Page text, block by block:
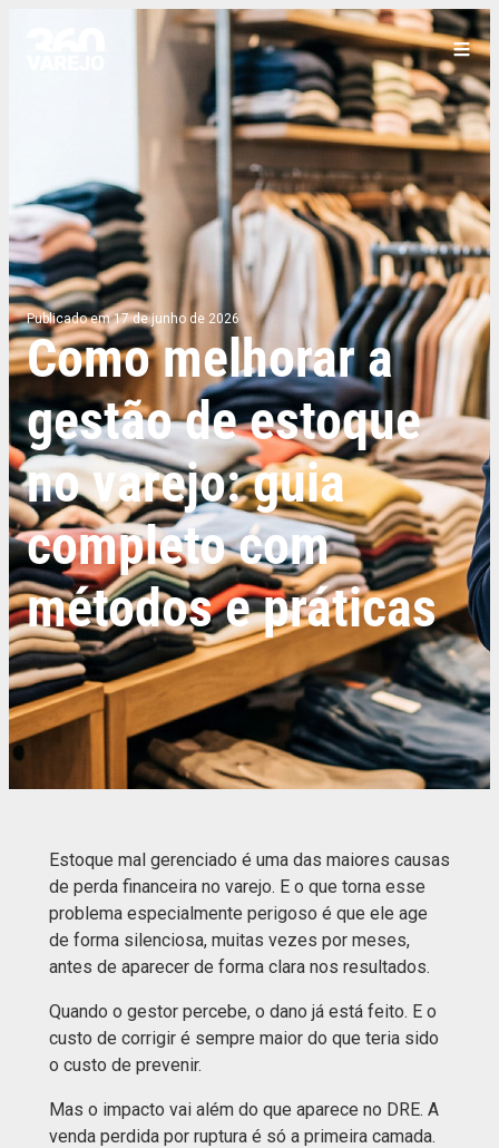
Publicado em 17 de junho de 2026
Como melhorar a
gestão de estoque
no varejo: guia
completo com
métodos e práticas
Estoque mal gerenciado é uma das maiores causas
de perda financeira no varejo. E o que torna esse
problema especialmente perigoso é que ele age
de forma silenciosa, muitas vezes por meses,
antes de aparecer de forma clara nos resultados.
Quando o gestor percebe, o dano já está feito. E o
custo de corrigir é sempre maior do que teria sido
o custo de prevenir.
Mas o impacto vai além do que aparece no DRE. A
venda perdida por ruptura é só a primeira camada.